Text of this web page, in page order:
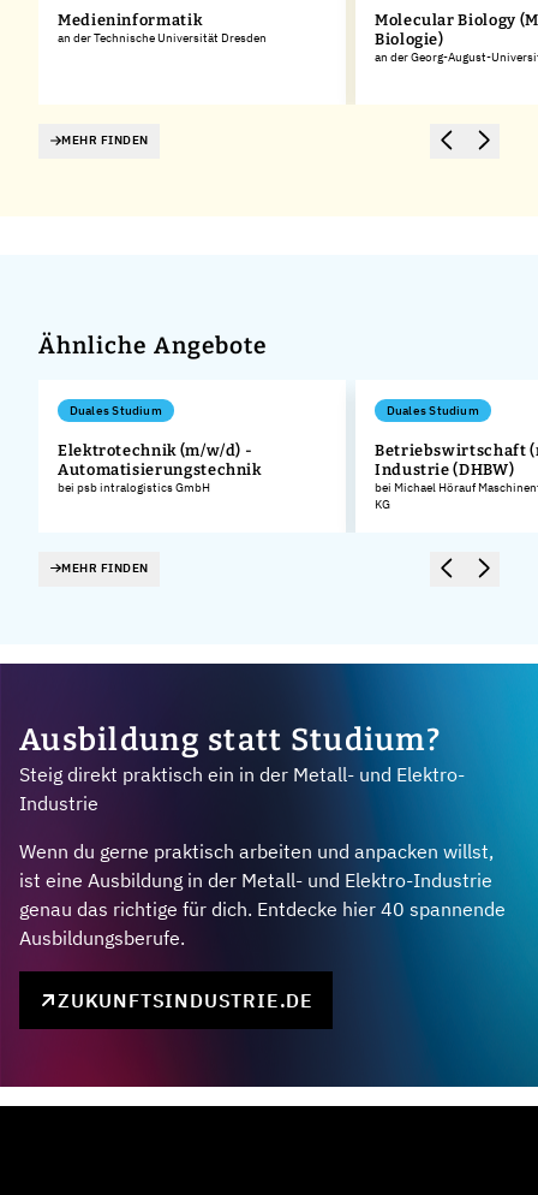
Medieninformatik
an der Technische Universität Dresden
Molecular Biology
Biologie)
an der Georg-August-
MEHR FINDEN
Ähnliche Angebote
Duales Studium
Elektrotechnik (m/w/d) -
Automatisierungstechnik
bei psb intralogistics GmbH
Duales Studium
Betriebswirtschaft
Industrie (DHBW)
bei Michael Hörauf
KG
MEHR FINDEN
Ausbildung statt Studium?
Steig direkt praktisch ein in der Metall- und Elektro-
Industrie
Wenn du gerne praktisch arbeiten und anpacken willst,
ist eine Ausbildung in der Metall- und Elektro-Industrie
genau das richtige für dich. Entdecke hier 40 spannende
Ausbildungsberufe.
ZUKUNFTSINDUSTRIE.DE